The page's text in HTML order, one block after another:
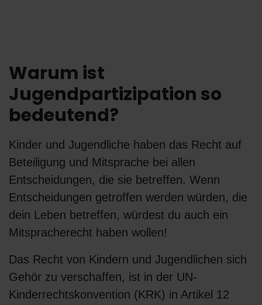
Warum ist
Jugendpartizipation so
bedeutend?
Kinder und Jugendliche haben das Recht auf
Beteiligung und Mitsprache bei allen
Entscheidungen, die sie betreffen. Wenn
Entscheidungen getroffen werden würden, die
dein Leben betreffen, würdest du auch ein
Mitspracherecht haben wollen!
Das Recht von Kindern und Jugendlichen sich
Gehör zu verschaffen, ist in der UN-
Kinderrechtskonvention (KRK) in Artikel 12